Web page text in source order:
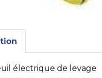
électrique de levage